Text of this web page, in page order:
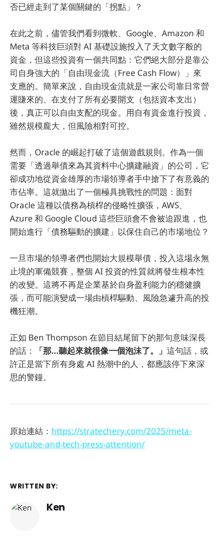
否已經走到了某個關鍵的「拐點」？
在此之前，儘管我們看到微軟、Google、Amazon 和
Meta 等科技巨頭對 AI 基礎設施投入了天文數字般的
資金，但這些投資有一個共同點：它們絕大部分是靠公
司自身強大的「自由現金流（Free Cash Flow）」來
支應的。簡單來說，自由現金流就是一家公司靠日常營
運賺來的、在支付了所有必要開支（包括資本支出）
後，真正可以自由支配的現金。用自有資金進行投資，
雖然規模龐大，但風險相對可控。
然而，Oracle 的崛起打破了這個遊戲規則。作為一個
需要「透過舉債來為其資料中心擴建融資」的公司，它
卻成功地從資金雄厚的市場領導者手中搶下了有意義的
市佔率。這就拋出了一個極具挑戰性的問題：面對
Oracle 這種以債務為槓桿的侵略性擴張，AWS、
Azure 和 Google Cloud 這些巨頭會不會被迫跟進，也
開始進行「債務驅動的擴建」以保住自己的市場地位？
一旦市場的領導者們也開始大規模舉債，投入這場永無
止境的軍備競賽，整個 AI 投資的性質就將發生根本性
的改變。這將不再是企業基於自身盈利能力的穩健擴
張，而可能演變成一場由槓桿驅動、風險急遽升高的投
機狂潮。
正如 Ben Thompson 在節目結尾留下的那句意味深長
的話：
「那...聽起來就很像一個泡沫了。」 這句話，或
許正是當下所有身處 AI 熱潮中的人，都應該停下來深
思的警鐘。
原始連結： https://stratechery.com/2025/meta-
youtube-and-tech-press-attention/
WRITTEN BY:
Ken